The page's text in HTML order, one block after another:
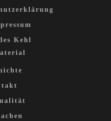
Kehl